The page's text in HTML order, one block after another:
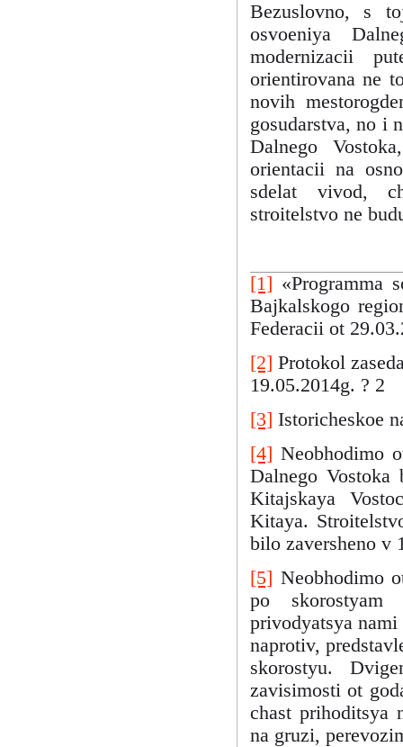
Bezuslovno, s
osvoeniya
modernizacii
orientirovana ne
novih
gosudarstva, no i
Dalnego
orientacii na
sdelat vivod,
stroitelstvo ne
[1] «Programma
Bajkalskogo
Federacii ot
[2] Protokol
19.05.2014g. ? 2
[3] Istoricheskoe
[4] Neobhodimo
Dalnego
Kitajskaya
Kitaya.
bilo zaversheno v
[5] Neobhodimo
po skorostyam
privodyatsya
naprotiv,
skorostyu.
zavisimosti ot
chast prihoditsya
na gruzi,